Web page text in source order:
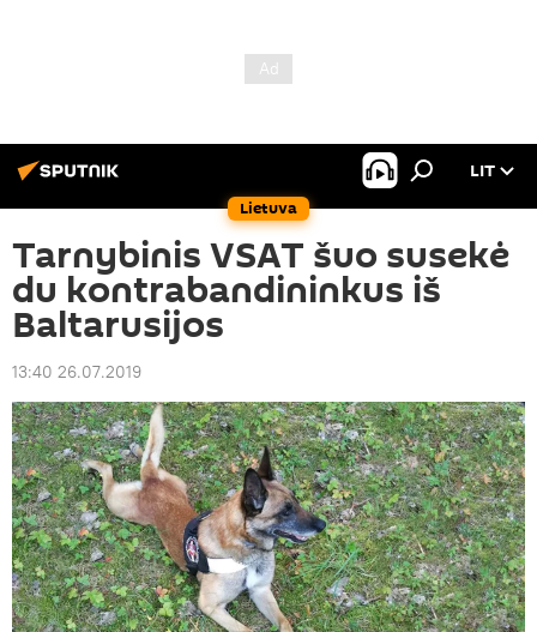
Lietuva
LIT
Tarnybinis VSAT šuo susekė
du kontrabandininkus iš
Baltarusijos
13:40 26.07.2019